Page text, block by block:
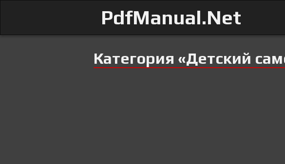
PdfManual.Net
Категория «Детский